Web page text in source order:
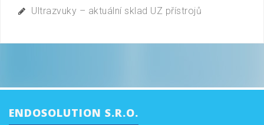
Ultrazvuky – aktuální sklad UZ přístrojů
ENDOSOLUTION S.R.O.